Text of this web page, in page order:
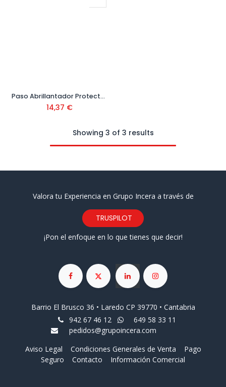
Paso Abrillantador Protector Mármol 1 Litro Ref. 700213
14,37 €
Showing 3 of 3 results
Valora tu Experiencia en Grupo Incera a través de
TRUSPILOT
¡Pon el enfoque en lo que tienes que decir!
Barrio El Brusco 36 • Laredo CP 39770 • Cantabria
942 67 46 12
649 58 33 11
pedidos@grupoincera.com
Aviso Legal
Condiciones Generales de Venta
Pago
Seguro
Contacto Información Comercial